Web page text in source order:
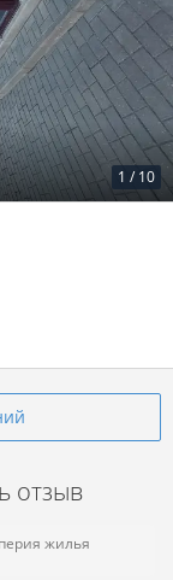
1 / 10
отзыв
жилья